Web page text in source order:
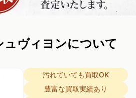
ュヴィヨンについて
汚れていても買取OK
豊富な買取実績あり